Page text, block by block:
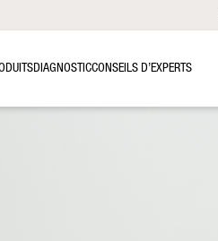
DIAGNOSTICCONSEILS D’EXPERTS